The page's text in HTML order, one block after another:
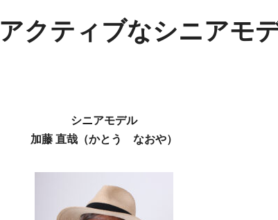
クティブなシニアモ
シニアモデル
加藤 直哉（かとう なおや）